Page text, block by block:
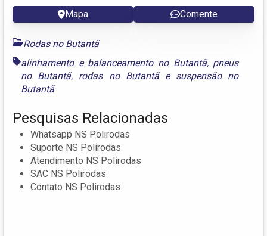
Mapa Comente
Rodas no Butantã
alinhamento e balanceamento no Butantã, pneus
no Butantã, rodas no Butantãe suspensão no
Butantã
Pesquisas Relacionadas
Whatsapp NS Polirodas
Suporte NS Polirodas
Atendimento NS Polirodas
SAC NS Polirodas
Contato NS Polirodas